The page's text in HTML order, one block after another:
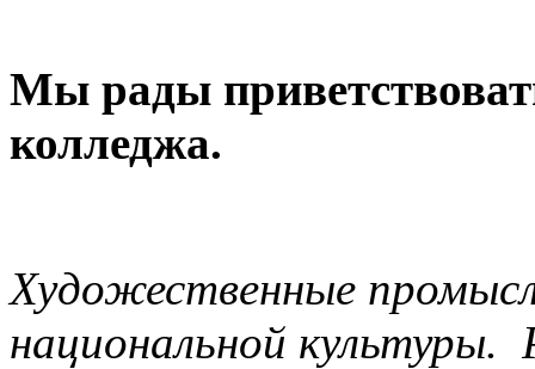
Мы рады
колледжа.
Художественные
национальной культуры.